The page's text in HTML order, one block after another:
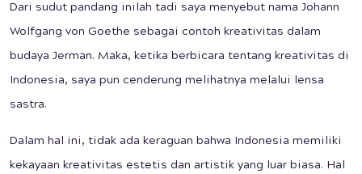
Dari sudut pandang inilah tadi saya menyebut nama Johann
Wolfgang von Goethe sebagai contoh kreativitas dalam
budaya Jerman. Maka, ketika berbicara tentang kreativitas di
Indonesia, saya pun cenderung melihatnya melalui lensa
sastra.
Dalam hal ini, tidak ada keraguan bahwa Indonesia memiliki
kekayaan kreativitas estetis dan artistik yang luar biasa. Hal